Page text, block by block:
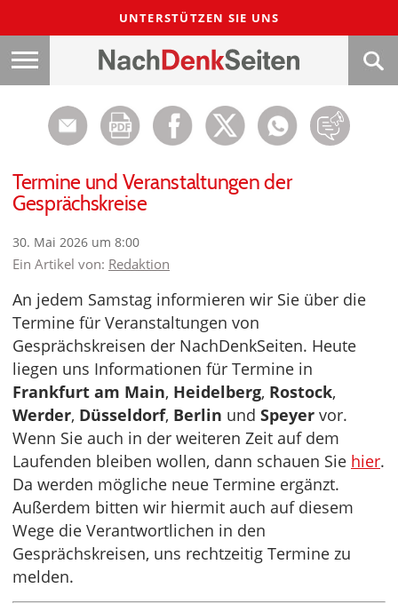
UNTERSTÜTZEN SIE UNS
Termine und Veranstaltungen der
Gesprächskreise
30. Mai 2026 um 8:00
Ein Artikel von: Redaktion
An jedem Samstag informieren wir Sie über die
Termine für Veranstaltungen von
Gesprächskreisen der NachDenkSeiten. Heute
liegen uns Informationen für Termine in
Frankfurt am Main, Heidelberg, Rostock,
Werder, Düsseldorf, Berlin und Speyer vor.
Wenn Sie auch in der weiteren Zeit auf dem
Laufenden bleiben wollen, dann schauen Sie hier.
Da werden mögliche neue Termine ergänzt.
Außerdem bitten wir hiermit auch auf diesem
Wege die Verantwortlichen in den
Gesprächskreisen, uns rechtzeitig Termine zu
melden.